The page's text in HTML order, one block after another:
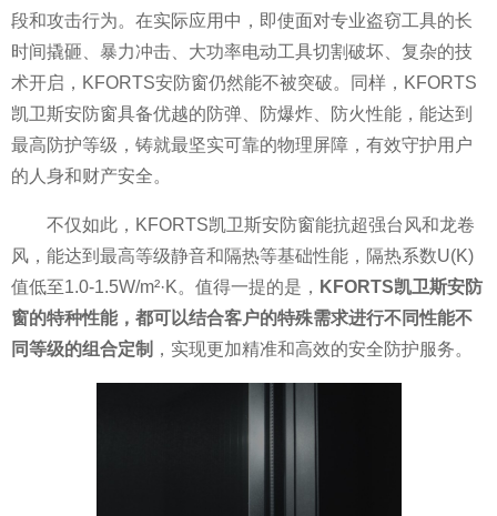
段和攻击行为。在实际应用中，即使面对专业盗窃工具的长
时间撬砸、 暴力冲击、大功率电动工具切割破坏、复杂的技
术开启，KFORTS安防窗仍然能不被突破。同样，KFORTS
凯卫斯安防窗具备优越的防弹、防爆炸、防火性能，能达到
最高防护等级，铸就最坚实可靠的物理屏障，有效守护用户
的人身和财产安全。
不仅如此，KFORTS凯卫斯安防窗能抗超强台风和龙卷
风，能达到最高等级静音和隔热等基础性能，隔热系数U(K)
值低至1.0-1.5W/m²·K。值得一提的是， KFORTS凯卫斯安防
窗的特种性能，都可以结合客户的特殊需求进行不同性能不
同等级的组合定制 ，实现更加精准和高效的安全防护服务。